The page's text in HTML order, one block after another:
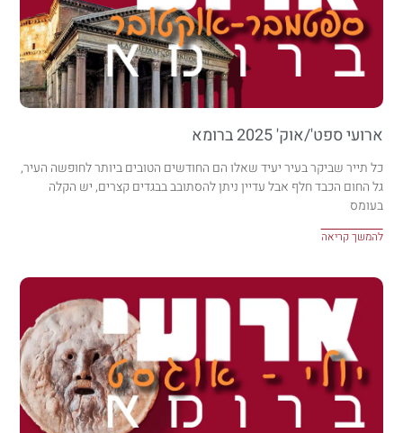
ארועי ספט'/אוק' 2025 ברומא
כל תייר שביקר בעיר יעיד שאלו הם החודשים הטובים ביותר לחופשה העיר,
גל החום הכבד חלף אבל עדיין ניתן להסתובב בבגדים קצרים, יש הקלה
בעומס
להמשך קריאה